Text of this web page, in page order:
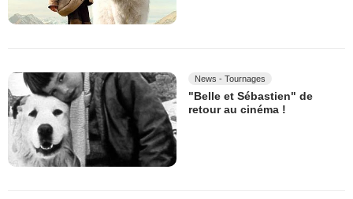
News - Tournages
"Belle et Sébastien" de
retour au cinéma !